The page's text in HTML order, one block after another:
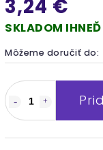
3,24 €
SKLADOM
Môžeme doručiť do: